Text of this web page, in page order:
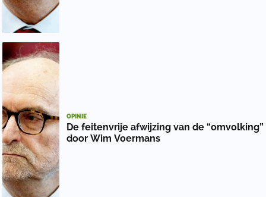
OPINIE
De feitenvrije afwijzing van de “omvolking”
door Wim Voermans